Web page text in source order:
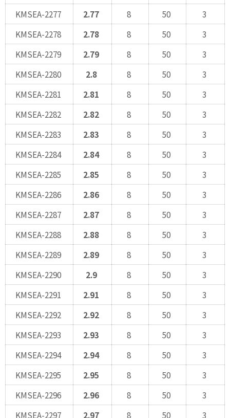
KMSEA-2277
2.77 8 50
3
KMSEA-2278
2.78 8 50
3
KMSEA-2279
2.79 8 50
3
KMSEA-2280
2.8 8 50
3
KMSEA-2281
2.81 8 50
3
KMSEA-2282
2.82 8 50
3
KMSEA-2283
2.83 8 50
3
KMSEA-2284
2.84 8 50
3
KMSEA-2285
2.85 8 50
3
KMSEA-2286
2.86 8 50
3
KMSEA-2287
2.87 8 50
3
KMSEA-2288
2.88 8 50
3
KMSEA-2289
2.89 8 50
3
KMSEA-2290
2.9 8 50
3
KMSEA-2291
2.91 8 50
3
KMSEA-2292
2.92 8 50
3
KMSEA-2293
2.93 8 50
3
KMSEA-2294
2.94 8 50
3
KMSEA-2295
2.95 8 50
3
KMSEA-2296
2.96 8 50
3
KMSEA-2297
2.97 8 50
3